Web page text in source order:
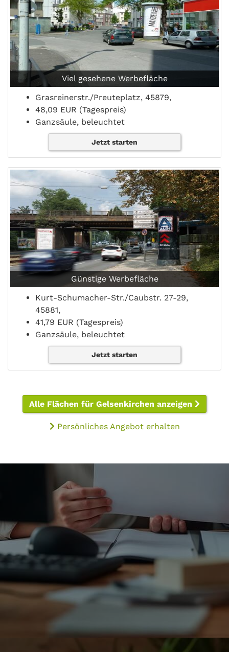
Viel gesehene Werbefläche
Grasreinerstr./Preuteplatz, 45879,
48,09 EUR (Tagespreis)
Ganzsäule, beleuchtet
Jetzt starten
Günstige Werbefläche
Kurt-Schumacher-Str./Caubstr. 27-29,
45881,
41,79 EUR (Tagespreis)
Ganzsäule, beleuchtet
Jetzt starten
Alle Flächen für Gelsenkirchen anzeigen
Persönliches Angebot erhalten